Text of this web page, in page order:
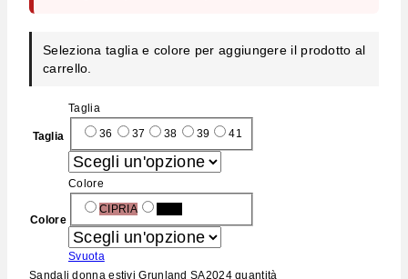
Seleziona taglia e colore per aggiungere il prodotto al
carrello.
Taglia
Taglia
36 37 38 39 41
Colore
Colore
CIPRIA
Svuota
Sandali donna estivi Grunland SA2024 quantità